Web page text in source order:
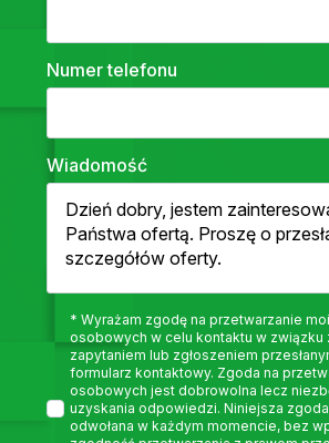
Numer telefonu
Wiadomość
* Wyrażam zgodę na przetwarzanie
osobowych w celu kontaktu w związku
zapytaniem lub zgłoszeniem
formularz kontaktowy. Zgoda na
osobowych jest dobrowolna lecz
uzyskania odpowiedzi. Niniejsza
odwołana w każdym momencie, bez